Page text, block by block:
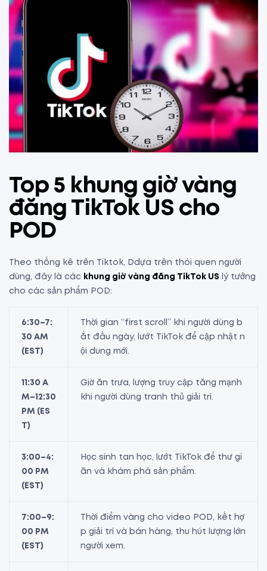
Top 5 khung giờ vàng
đăng TikTok US cho
POD
Theo thống kê trên Tiktok, Ddựa trên thói quen người
dùng, đây là các khung giờ vàng đăng TikTok US lý tưởng
cho các sản phẩm POD:
6:30–7:
30 AM
(EST)
Thời gian “first scroll” khi người dùng b
ắt đầu ngày, lướt TikTok để cập nhật n
ội dung mới.
11:30 A
M–12:30
PM (ES
T)
Giờ ăn trưa, lượng truy cập tăng mạnh
khi người dùng tranh thủ giải trí.
3:00–4:
00 PM
(EST)
Học sinh tan học, lướt TikTok để thư gi
ãn và khám phá sản phẩm.
7:00–9:
00 PM
(EST)
Thời điểm vàng cho video POD, kết hợ
p giải trí và bán hàng, thu hút lượng lớn
người xem.